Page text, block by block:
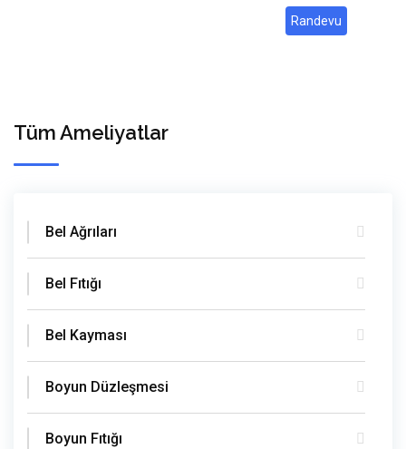
Randevu
Tüm Ameliyatlar
Bel Ağrıları
Bel Fıtığı
Bel Kayması
Boyun Düzleşmesi
Boyun Fıtığı